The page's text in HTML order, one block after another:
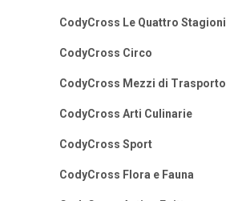
CodyCross Le Quattro Stagioni
CodyCross Circo
CodyCross Mezzi di Trasporto
CodyCross Arti Culinarie
CodyCross Sport
CodyCross Flora e Fauna